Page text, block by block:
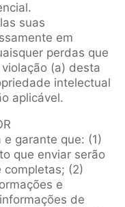
suas
em
perdas que
(a) desta
intelectual
aplicável.
garante que: (1)
que enviar serão
completas; (2)
e
de